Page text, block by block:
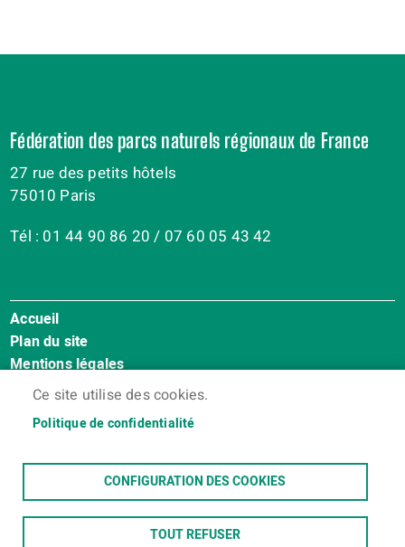
Ce site utilise des cookies.
Politique de confidentialité
CONFIGURATION DES COOKIES
TOUT REFUSER
Fédération des parcs naturels régionaux de France
27 rue des petits hôtels
75010 Paris
Tél : 01 44 90 86 20 / 07 60 05 43 42
Menu
Pied
de
page
Accueil
Plan du site
Mentions légales
Accessibilité : Non conforme
Contact